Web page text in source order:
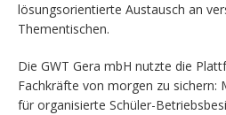
lösungsorientierte Austausch an
Thementischen.
Die GWT Gera mbH nutzte die
Fachkräfte von morgen zu sichern:
für organisierte Schüler-